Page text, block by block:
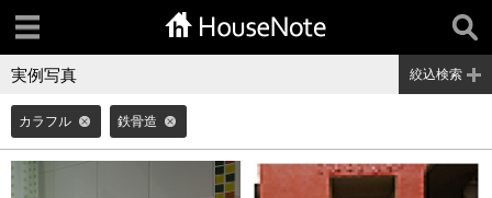
実例写真 絞込検索
カラフル 鉄骨造